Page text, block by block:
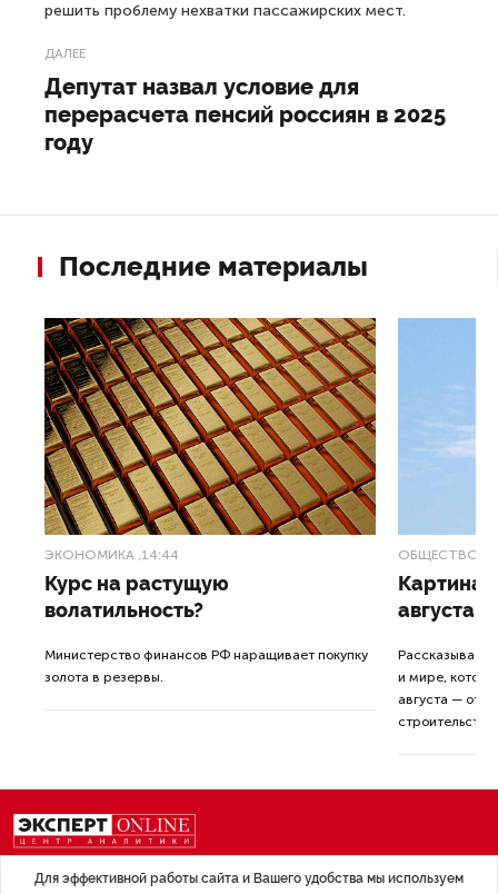
решить проблему нехватки пассажирских мест.
ДАЛЕЕ
Депутат назвал условие для
перерасчета пенсий россиян в 2025
году
Последние материалы
ЭКОНОМИКА ,14:44
Курс на растущую
волатильность?
Министерство финансов РФ наращивает покупку
золота в резервы.
ОБЩЕСТВО
Картина
августа
Рассказываем
и мире,
августа — от
Для эффективной работы сайта и Вашего удобства мы используем